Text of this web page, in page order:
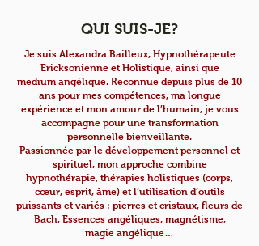
QUI SUIS-JE?
Je suis Alexandra Bailleux, Hypnothérapeute
Ericksonienne et Holistique, ainsi que
mediumangélique. Reconnue depuis plus de 10
ans pour mes compétences, ma longue
expérience et mon amour de l’humain, je vous
accompagne pour une transformation
personnelle bienveillante.
Passionnée par le développement personnel et
spirituel, mon approche combine
hypnothérapie, thérapies holistiques (corps,
cœur, esprit, âme) et l’utilisation d’outils
puissants et variés : pierres et cristaux, fleurs de
Bach, Essences angéliques, magnétisme,
magie angélique…